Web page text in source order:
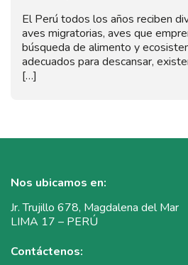
El Perú todos los años reciben
aves migratorias, aves que
búsqueda de alimento y
adecuados para descansar,
[…]
Nos ubicamos en:
Jr. Trujillo 678, Magdalena del Mar
LIMA 17 – PERÚ
Contáctenos: